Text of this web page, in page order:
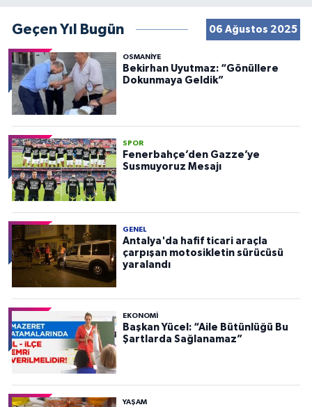
Geçen Yıl Bugün 06 Ağustos 2025
OSMANIYE
Bekirhan Uyutmaz: “Gönüllere
Dokunmaya Geldik”
SPOR
Fenerbahçe’den Gazze’ye
Susmuyoruz Mesajı
GENEL
Antalya'da hafif ticari araçla
çarpışan motosikletin sürücüsü
yaralandı
EKONOMI
Başkan Yücel: “Aile Bütünlüğü Bu
Şartlarda Sağlanamaz”
YAŞAM